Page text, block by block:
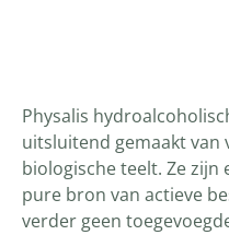
Physalis
uitsluitend gemaakt van
biologische teelt. Ze zijn
pure bron van actieve
verder geen